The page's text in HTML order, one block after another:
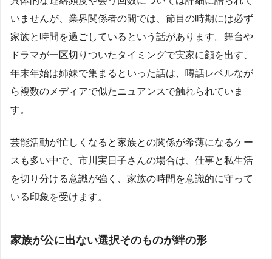
いませんが、業界関係者の間では、節目の時期には必ず
家族と時間を過ごしているという話があります。舞台や
ドラマが一区切りついたタイミングで実家に顔を出す、
年末年始は姉妹で集まるといった話は、噂話レベルなが
ら複数のメディアで似たニュアンスで触れられていま
す。
芸能活動が忙しくなると家族との関係が希薄になるケー
スも多い中で、市川実日子さんの場合は、仕事と私生活
を切り分ける意識が強く、家族の時間を意識的に守って
いる印象を受けます。
家族が公に出ない選択そのものが絆の形